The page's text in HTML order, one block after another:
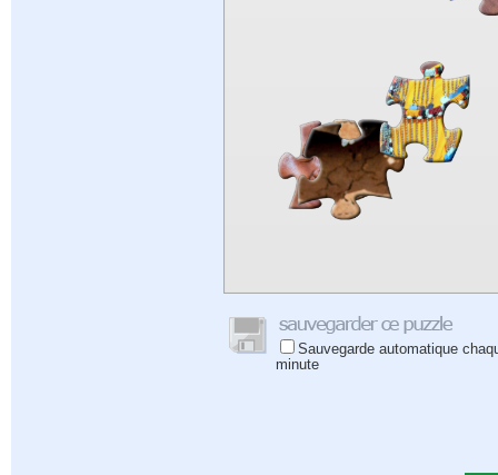
Sauvegarde automatique
minute